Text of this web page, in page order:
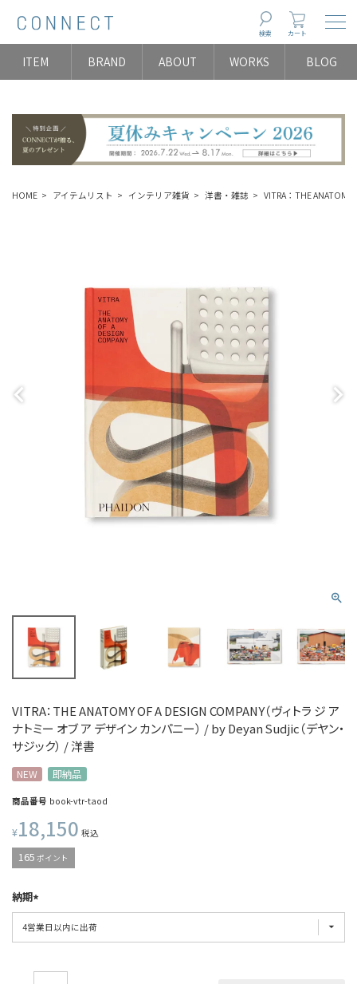
検索 カート
ITEM BRAND ABOUT WORKS BLOG
HOME アイテムリスト インテリア雑貨 洋書・雑誌 VITRA：THE
VITRA：THE ANATOMY OF A DESIGN COMPANY（ヴィトラ ジ ア
ナトミー オブ ア デザイン カンパニー） / by Deyan Sudjic（デヤン・
サジック） / 洋書
NEW 即納品
商品番号 book-vtr-taod
¥18,150 税込
165 ポイント
納期